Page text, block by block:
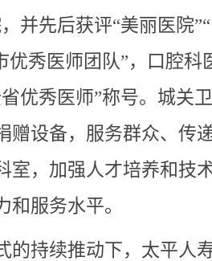
并先后获评“美丽医院
优秀医师团队”，口腔科
优秀医师”称号。城关
赠设备，服务群众、传
室，加强人才培养和技
和服务水平。
的持续推动下，太平人